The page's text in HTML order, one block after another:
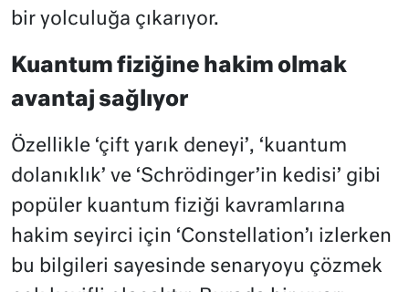
bir yolculuğa çıkarıyor.
Kuantum fiziğine hakim olmak
avantaj sağlıyor
Özellikle ‘çift yarık deneyi’, ‘kuantum
dolanıklık’ ve ‘Schrödinger’in kedisi’ gibi
popüler kuantum fiziği kavramlarına
hakim seyirci için ‘Constellation’ı izlerken
bu bilgileri sayesinde senaryoyu çözmek